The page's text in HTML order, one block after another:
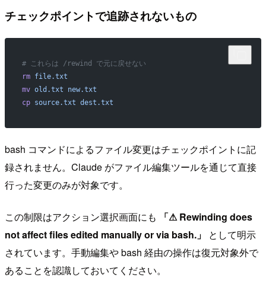
チェックポイントで追跡されないもの
# これらは /rewind で元に戻せない
rm file.txt
mv old.txt new.txt
cp source.txt dest.txt
bash コマンドによるファイル変更はチェックポイントに記
録されません。Claude がファイル編集ツールを通じて直接
行った変更のみが対象です。
この制限はアクション選択画面にも
「⚠ Rewinding does
not affect files edited manually or via bash.」
として明示
されています。手動編集や bash 経由の操作は復元対象外で
あることを認識しておいてください。